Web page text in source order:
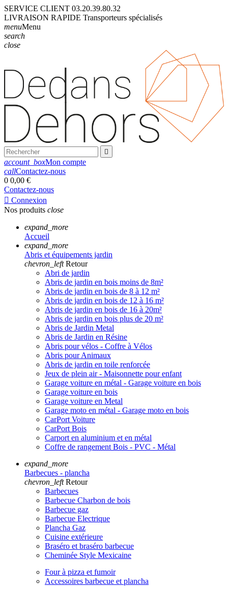
SERVICE CLIENT 03.20.39.80.32
LIVRAISON RAPIDE Transporteurs spécialisés
menuMenu
search
close

account_boxMon compte
callContactez-nous
0 0,00 €
Contactez-nous
 Connexion
Nos produits close
expand_more
Accueil
expand_more
Abris et équipements jardin
chevron_left Retour
Abri de jardin
Abris de jardin en bois moins de 8m²
Abris de jardin en bois de 8 à 12 m²
Abris de jardin en bois de 12 à 16 m²
Abris de jardin en bois de 16 à 20m²
Abris de jardin en bois plus de 20 m²
Abris de Jardin Metal
Abris de Jardin en Résine
Abris pour vélos - Coffre à Vélos
Abris pour Animaux
Abris de jardin en toile renforcée
Jeux de plein air - Maisonnette pour enfant
Garage voiture en métal - Garage voiture en bois
Garage voiture en bois
Garage voiture en Metal
Garage moto en métal - Garage moto en bois
CarPort Voiture
CarPort Bois
Carport en aluminium et en métal
Coffre de rangement Bois - PVC - Métal
expand_more
Barbecues - plancha
chevron_left Retour
Barbecues
Barbecue Charbon de bois
Barbecue gaz
Barbecue Electrique
Plancha Gaz
Cuisine extérieure
Braséro et braséro barbecue
Cheminée Style Mexicaine
Four à pizza et fumoir
Accessoires barbecue et plancha